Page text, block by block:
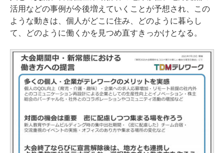
活用などの事例が今後増えていくことが予想され、この
ような動きは、個人がどこに住み、どのように暮らし
て、どのように働くかを見つめ直すきっかけとなる。